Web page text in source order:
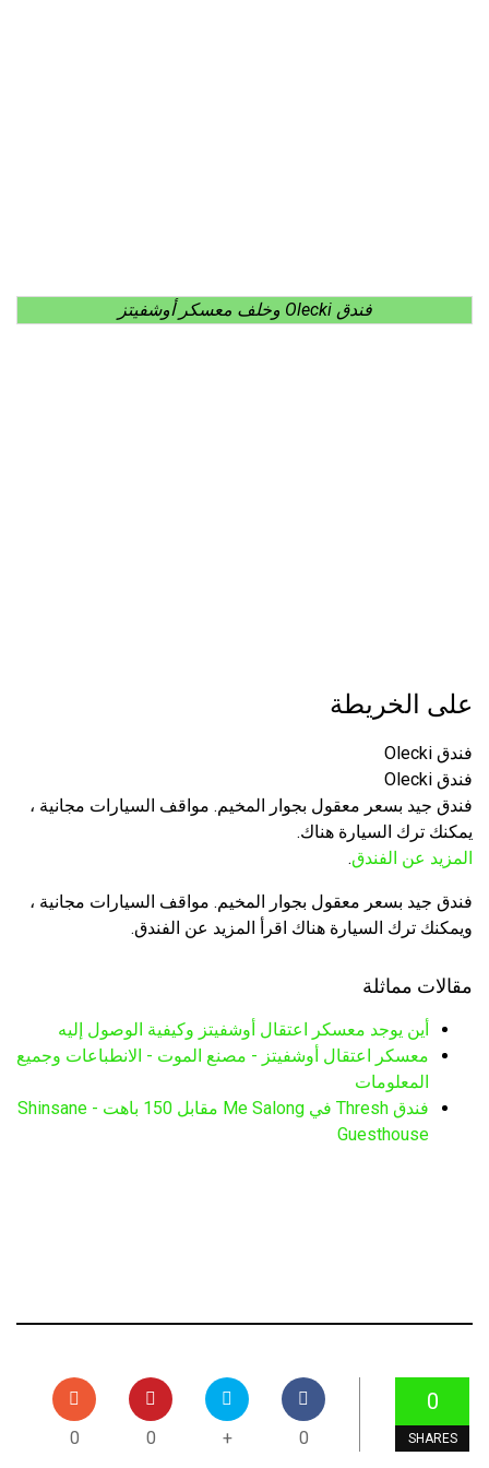
فندق Olecki وخلف معسكر أوشفيتز
على الخريطة
فندق Olecki
فندق Olecki
فندق جيد بسعر معقول بجوار المخيم. مواقف السيارات مجانية ،
يمكنك ترك السيارة هناك.
المزيد عن الفندق.
فندق جيد بسعر معقول بجوار المخيم. مواقف السيارات مجانية ،
ويمكنك ترك السيارة هناك اقرأ المزيد عن الفندق.
مقالات مماثلة
أين يوجد معسكر اعتقال أوشفيتز وكيفية الوصول إليه
معسكر اعتقال أوشفيتز - مصنع الموت - الانطباعات وجميع
المعلومات
فندق Thresh في Me Salong مقابل 150 باهت - Shinsane
Guesthouse
0
SHARES
0
+
0
0